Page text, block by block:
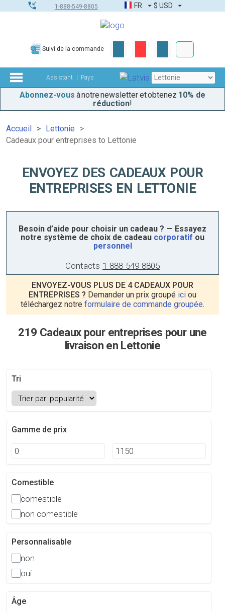
1-888-549-8805 FR $ USD
Suivi de la commande
Assistant Pays
Abonnez-vous à notre newsletter et obtenez 10% de
réduction!
Accueil
Lettonie
Cadeaux pour entreprises to Lettonie
ENVOYEZ DES CADEAUX POUR
ENTREPRISES EN LETTONIE
Besoin d’aide pour choisir un cadeau ? — Essayez
notre système de choix de cadeau corporatif ou
personnel
Contacts-1-888-549-8805
ENVOYEZ-VOUS PLUS DE 4 CADEAUX POUR
ENTREPRISES ? Demander un prix groupé ici ou
téléchargez notre formulaire de commande groupée.
219 Cadeaux pour entreprises pour une
livraison en Lettonie
Tri
Gamme de prix
Comestible
comestible
non comestible
Personnalisable
non
oui
Âge